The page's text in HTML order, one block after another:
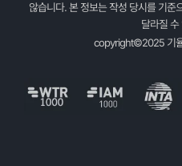
않습니다. 본 정보는 작성 당시를 기준
달라질 수
copyright©2025 기